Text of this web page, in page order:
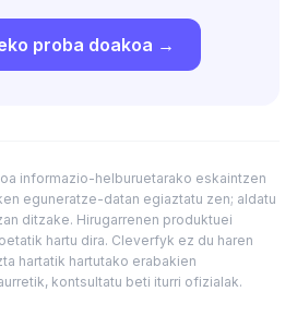
proba doakoa →
informazio-helburuetarako eskaintzen
eguneratze-datan egiaztatu zen; aldatu
ditzake. Hirugarrenen produktuei
hartu dira. Cleverfyk ez du haren
hartatik hartutako erabakien
kontsultatu beti iturri ofizialak.